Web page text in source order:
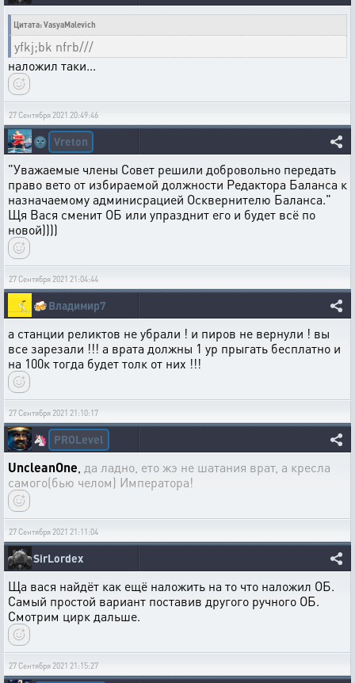
Цитата: VasyaMalevich
yfkj;bk nfrb///
наложил таки...
27 Сентября 2021 20:49:46
🌚 Vreton
"Уважаемые члены Совет решили добровольно передать
право вето от избираемой должности Редактора Баланса к
назначаемому админисрацией Осквернителю Баланса."
Щя Вася сменит ОБ или упразднит его и будет всё по
новой))))
27 Сентября 2021 21:04:44
🍻Владимир7
а станции реликтов не убрали ! и пиров не вернули ! вы
все зарезали !!! а врата должны 1 ур прыгать бесплатно и
на 100к тогда будет толк от них !!!
27 Сентября 2021 21:10:17
🦄 PROLevel
UncleanOne да ладно, ето жэ не шатания врат, а кресла
самого(бью челом) Императора!
27 Сентября 2021 21:11:04
SirLordex
Ща вася найдёт как ещё наложить на то что наложил ОБ.
Самый простой вариант поставив другого ручного ОБ.
Смотрим цирк дальше.
27 Сентября 2021 21:15:27